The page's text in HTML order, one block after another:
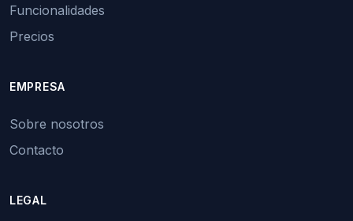
Funcionalidades
Precios
EMPRESA
Sobre nosotros
Contacto
LEGAL